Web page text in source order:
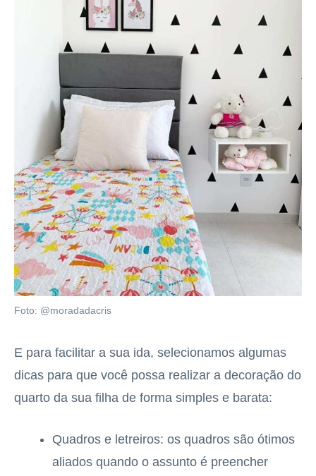
Foto: @moradadacris
E para facilitar a sua ida, selecionamos algumas
dicas para que você possa realizar a decoração do
quarto da sua filha de forma simples e barata:
Quadros e letreiros: os quadros são ótimos
aliados quando o assunto é preencher